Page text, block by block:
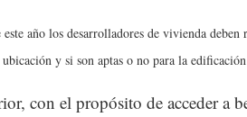
año los desarrolladores de vivienda deben
y si son aptas o no para la
con el propósito de acceder a